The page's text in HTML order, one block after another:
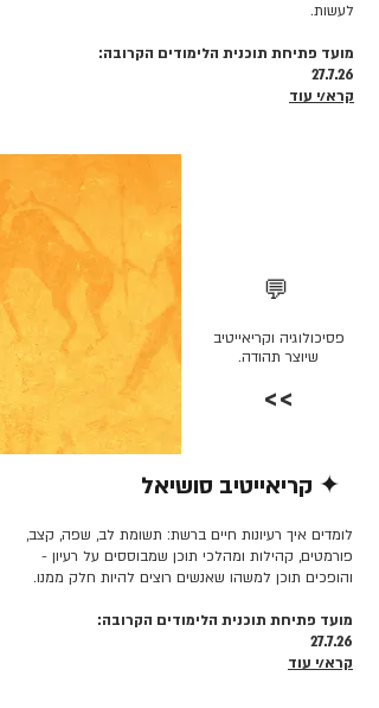
לעשות.
מועד פתיחת תוכנית הלימודים הקרובה:
27.7.26
קרא/י עוד
💬
פסיכולוגיה וקריאייטיב
שיוצר תהודה.
>>
✦ קריאייטיב סושיאל
לומדים איך רעיונות חיים ברשת: תשומת לב, שפה, קצב,
פורמטים, קהילות ומהלכי תוכן שמבוססים על רעיון -
והופכים תוכן למשהו שאנשים רוצים להיות חלק ממנו.
מועד פתיחת תוכנית הלימודים הקרובה:
27.7.26
קרא/י עוד